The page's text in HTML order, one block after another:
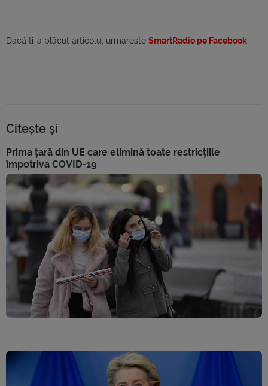
Dacă ti-a plăcut articolul urmărește SmartRadio pe Facebook
Citește și
Prima țară din UE care elimină toate restricțiile
împotriva COVID-19